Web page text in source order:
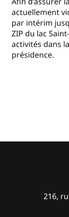
actuellement
par intérim
ZIP du lac
activités dans
présidence.
216,